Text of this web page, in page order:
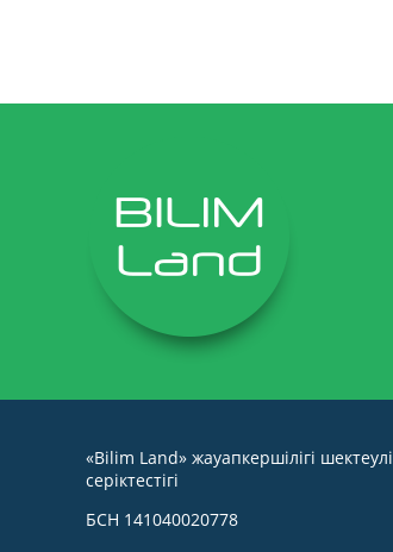
«Bilim Land» жауапкершілігі шектеулі
серіктестігі
БСН 141040020778